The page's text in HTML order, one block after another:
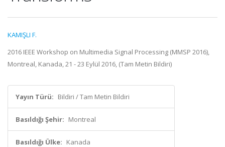
KAMIŞLI F.
2016 IEEE Workshop on Multimedia Signal Processing (MMSP 2016),
Montreal, Kanada, 21 - 23 Eylül 2016, (Tam Metin Bildiri)
Yayın Türü: Bildiri / Tam Metin Bildiri
Basıldığı Şehir: Montreal
Basıldığı Ülke: Kanada